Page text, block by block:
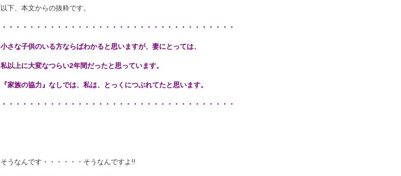
以下、本文からの抜粋です。
・・・・・・・・・・・・・・・・・・・・・・・・・・・・・・・・・・
小さな子供のいる方ならばわかると思いますが、妻にとっては、
私以上に大変なつらい2年間だったと思っています。
『家族の協力』なしでは、私は、とっくにつぶれてたと思います。
・・・・・・・・・・・・・・・・・・・・・・・・・・・・・・・・・・
そうなんです・・・・・・そうなんですよ!!